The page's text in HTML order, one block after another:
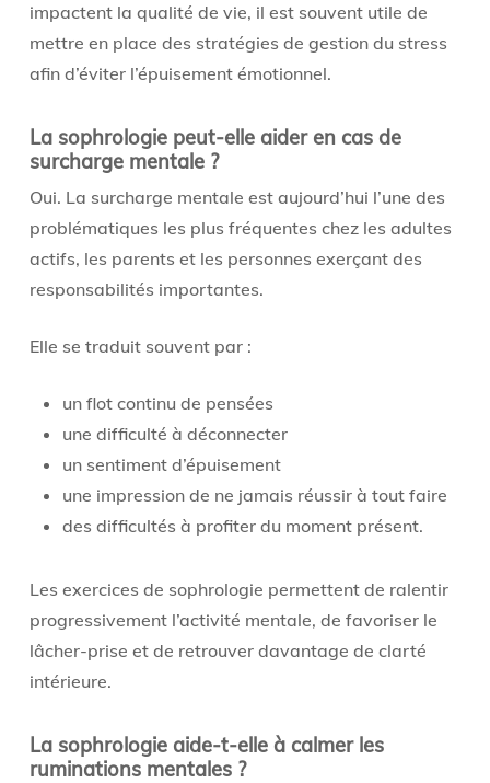
impactent la qualité de vie, il est souvent utile de
mettre en place des stratégies de gestion du stress
afin d’éviter l’épuisement émotionnel.
La sophrologie peut-elle aider en cas de
surcharge mentale ?
Oui. La surcharge mentale est aujourd’hui l’une des
problématiques les plus fréquentes chez les adultes
actifs, les parents et les personnes exerçant des
responsabilités importantes.
Elle se traduit souvent par :
un flot continu de pensées
une difficulté à déconnecter
un sentiment d’épuisement
une impression de ne jamais réussir à tout faire
des difficultés à profiter du moment présent.
Les exercices de sophrologie permettent de ralentir
progressivement l’activité mentale, de favoriser le
lâcher-prise et de retrouver davantage de clarté
intérieure.
La sophrologie aide-t-elle à calmer les
ruminations mentales ?